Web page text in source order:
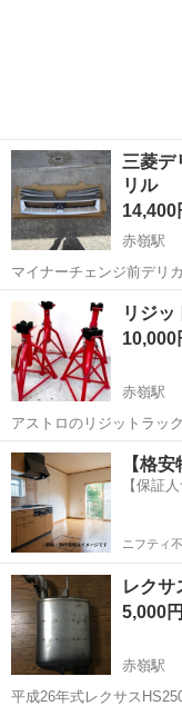
三菱デ
リル
14,400
赤嶺駅
マイナーチェンジ前デリ
す 細かいキズやメッシ
沖縄 豊見城市 赤
リジッ
10,000
赤嶺駅
アストロのリジットラッ
低位: 360 mm 2段階目: 420 mm 最
します。
沖縄 糸満市 赤嶺
【格
【保証
ニフティ
レクサ
5,000円
赤嶺駅
平成26年式レクサス